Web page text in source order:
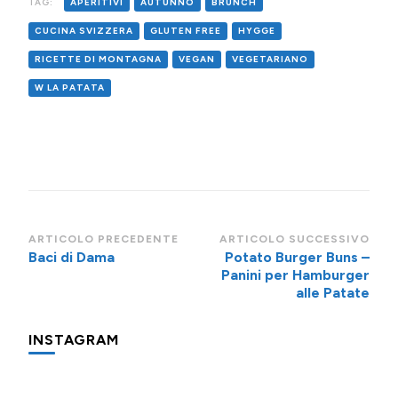
TAG: APERITIVI AUTUNNO BRUNCH
CUCINA SVIZZERA GLUTEN FREE HYGGE
RICETTE DI MONTAGNA VEGAN VEGETARIANO
W LA PATATA
Navigazione
articoli
ARTICOLO PRECEDENTE
Baci di Dama
ARTICOLO SUCCESSIVO
Potato Burger Buns –
Panini per Hamburger
alle Patate
INSTAGRAM